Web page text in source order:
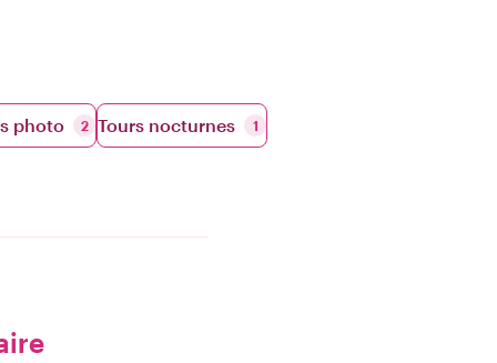
photo 2 Tours nocturnes 1